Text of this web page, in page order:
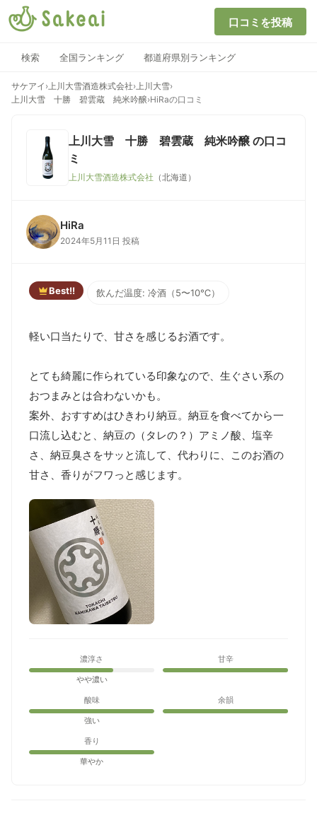
口コミを投稿
検索 全国ランキング 都道府県別ランキング
サケアイ ›上川大雪酒造株式会社›上川大雪›
上川大雪 十勝 碧雲蔵 純米吟醸›HiRaの口コミ
上川大雪 十勝 碧雲蔵 純米吟醸 の口コ
ミ
上川大雪酒造株式会社 （北海道）
HiRa
2024年5月11日 投稿
Best!! 飲んだ温度: 冷酒（5〜10℃）
軽い口当たりで、甘さを感じるお酒です。
とても綺麗に作られている印象なので、生ぐさい系の
おつまみとは合わないかも。
案外、おすすめはひきわり納豆。納豆を食べてから一
口流し込むと、納豆の（タレの？）アミノ酸、塩辛
さ、納豆臭さをサッと流して、代わりに、このお酒の
甘さ、香りがフワっと感じます。
濃淳さ
やや濃い
甘辛
酸味
強い
余韻
香り
華やか